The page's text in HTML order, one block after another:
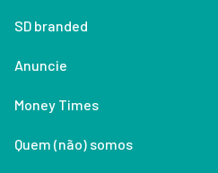
SD branded
Anuncie
Money Times
Quem (não) somos